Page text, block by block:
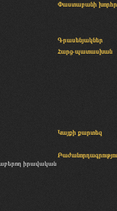
Փաստաբանի
Գրասենյակներ
Հարց-պատասխան
իրավական
Կայքի քարտեզ